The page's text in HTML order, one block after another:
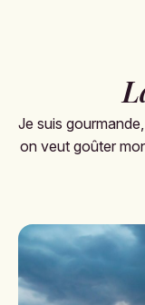
Je suis
on veut goûter